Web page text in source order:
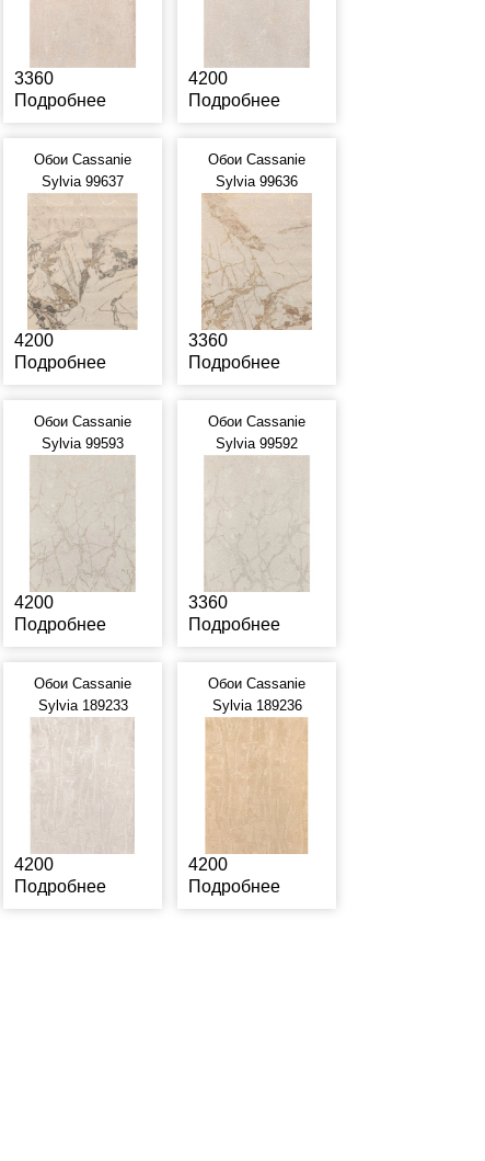
3360
Подробнее
4200
Подробнее
Обои Cassanie
Sylvia 99637
4200
Подробнее
Обои Cassanie
Sylvia 99636
3360
Подробнее
Обои Cassanie
Sylvia 99593
4200
Подробнее
Обои Cassanie
Sylvia 99592
3360
Подробнее
Обои Cassanie
Sylvia 189233
4200
Подробнее
Обои Cassanie
Sylvia 189236
4200
Подробнее